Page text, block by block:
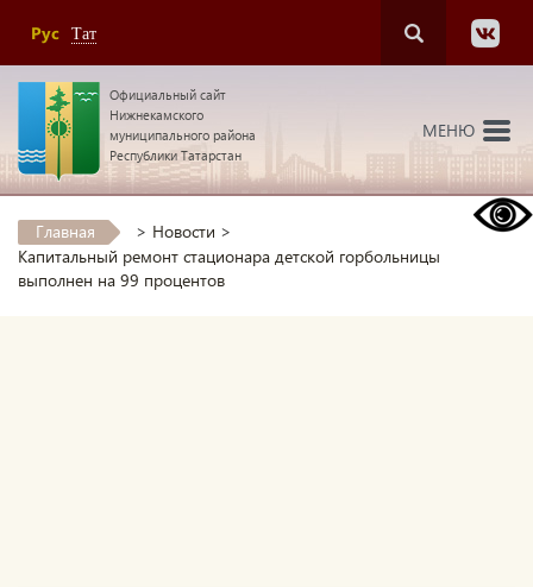
Рус Тат
Официальный сайт
Нижнекамского
муниципального района
Республики Татарстан
МЕНЮ
Главная > Новости >
Капитальный ремонт стационара детской горбольницы
выполнен на 99 процентов